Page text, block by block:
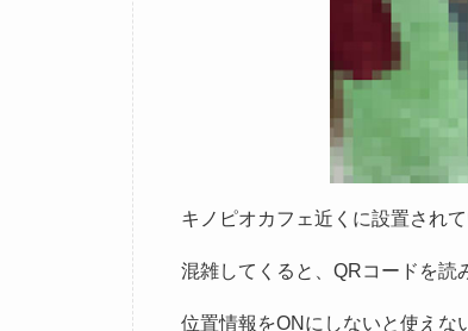
キノピオカフェ近くに設置され
混雑してくると、QRコードを読
位置情報をONにしないと使えな